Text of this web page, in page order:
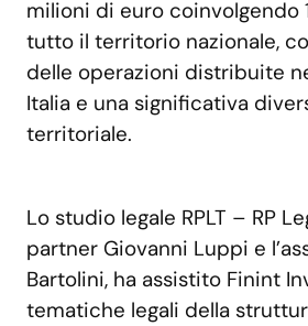
milioni di euro coinvolgendo
tutto il territorio nazionale,
delle operazioni distribuite
Italia e una significativa
territoriale.
Lo studio legale RPLT – RP
partner Giovanni Luppi e
Bartolini, ha assistito Finint
tematiche legali della